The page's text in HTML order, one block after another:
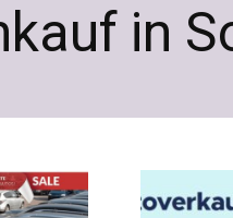
in